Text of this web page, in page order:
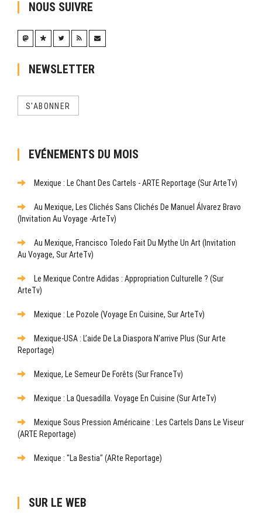
NOUS SUIVRE
NEWSLETTER
S'ABONNER
EVÉNEMENTS DU MOIS
Mexique : Le Chant Des Cartels - ARTE Reportage (sur ArteTv)
Au Mexique, Les Clichés Sans Clichés De Manuel Álvarez Bravo
(Invitation Au Voyage -ArteTv)
Au Mexique, Francisco Toledo Fait Du Mythe Un Art (Invitation
Au Voyage, Sur ArteTv)
Le Mexique Contre Adidas : Appropriation Culturelle ? (sur
ArteTv)
Mexique : Le Pozole (Voyage En Cuisine, Sur ArteTv)
Mexique-USA : L’aide De La Diaspora N’arrive Plus (sur Arte
Reportage)
Mexique, Le Semeur De Forêts (sur FranceTv)
Mexique : La Quesadilla. Voyage En Cuisine (sur ArteTv)
Mexique Sous Pression Américaine : Les Cartels Dans Le Viseur
(ARTE Reportage)
Mexique : "La Bestia" (ARte Reportage)
SUR LE WEB